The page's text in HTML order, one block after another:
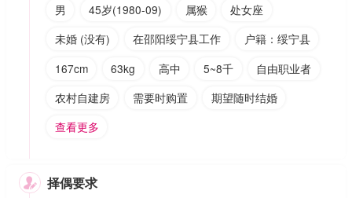
男 45岁(1980-09) 属猴
处女座
未婚 (没有)
在邵阳绥宁县工作
户籍：绥宁县
167cm
63kg 高中 5~8千
自由职业者
农村自建房
需要时购置
期望随时结婚
查看更多
 择偶要求